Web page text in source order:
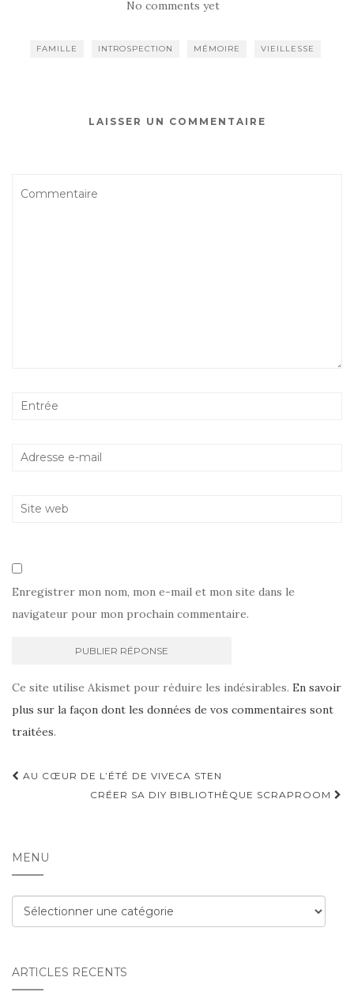
No comments yet
FAMILLE INTROSPECTION MÉMOIRE VIEILLESSE
LAISSER UN COMMENTAIRE
Enregistrer mon nom, mon e-mail et mon site dans le
navigateur pour mon prochain commentaire.
Ce site utilise Akismet pour réduire les indésirables. En savoir
plus sur la façon dont les données de vos commentaires sont
traitées.
Navigation
d'article
AU CŒUR DE L’ÉTÉ DE VIVECA STEN
CRÉER SA DIY BIBLIOTHÈQUE SCRAPROOM
MENU
Menu
ARTICLES RÉCENTS